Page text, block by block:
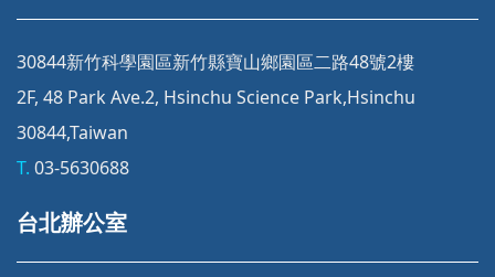
30844新竹科學園區新竹縣寶山鄉園區二路48號2樓
2F, 48 Park Ave.2, Hsinchu Science Park,Hsinchu
30844,Taiwan
T. 03-5630688
台北辦公室